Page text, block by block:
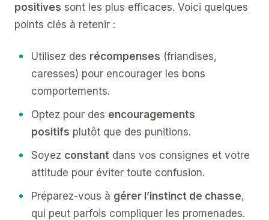
positives sont les plus efficaces. Voici quelques
points clés à retenir :
Utilisez des récompenses (friandises,
caresses) pour encourager les bons
comportements.
Optez pour des encouragements
positifs plutôt que des punitions.
Soyez constant dans vos consignes et votre
attitude pour éviter toute confusion.
Préparez-vous à gérer l’instinct de chasse,
qui peut parfois compliquer les promenades.